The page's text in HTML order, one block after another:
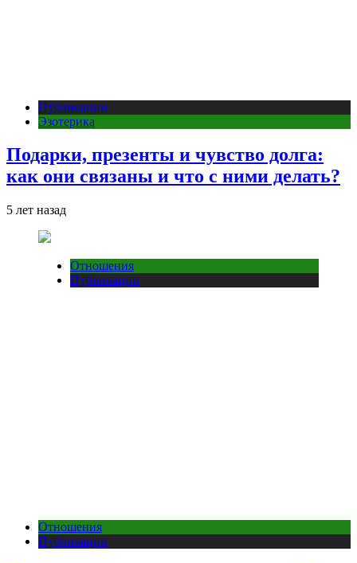
Публикации
Эзотерика
Подарки, презенты и чувство долга:
как они связаны и что с ними делать?
5 лет назад
Отношения
Публикации
Отношения
Публикации